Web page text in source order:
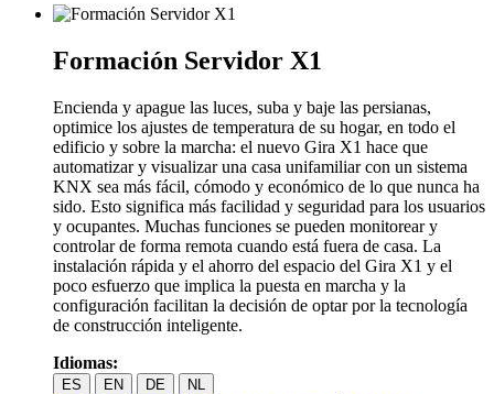
Formación Servidor X1
Encienda y apague las luces, suba y baje las persianas,
optimice los ajustes de temperatura de su hogar, en todo el
edificio y sobre la marcha: el nuevo Gira X1 hace que
automatizar y visualizar una casa unifamiliar con un sistema
KNX sea más fácil, cómodo y económico de lo que nunca ha
sido. Esto significa más facilidad y seguridad para los usuarios
y ocupantes. Muchas funciones se pueden monitorear y
controlar de forma remota cuando está fuera de casa. La
instalación rápida y el ahorro del espacio del Gira X1 y el
poco esfuerzo que implica la puesta en marcha y la
configuración facilitan la decisión de optar por la tecnología
de construcción inteligente.
Idiomas:
ES EN DE NL